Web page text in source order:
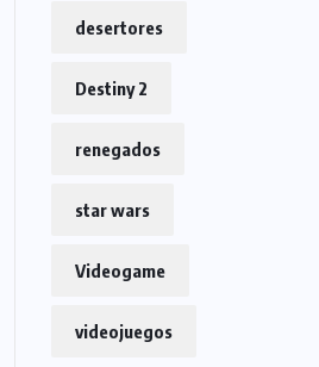
desertores
Destiny 2
renegados
star wars
Videogame
videojuegos